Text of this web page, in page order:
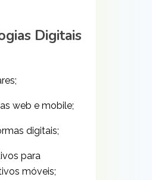
Digitais
web e mobile;
digitais;
para
móveis;